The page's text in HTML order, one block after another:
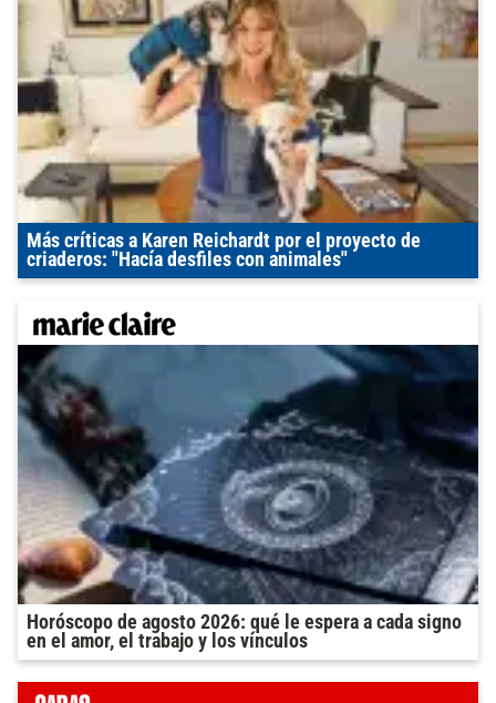
Más críticas a Karen Reichardt por el proyecto de
criaderos: "Hacía desfiles con animales"
Horóscopo de agosto 2026: qué le espera a cada signo
en el amor, el trabajo y los vínculos